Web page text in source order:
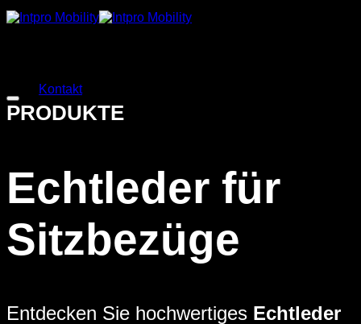
Zum
Inhalt
Kontakt
PRODUKTE
Echtleder für
Sitzbezüge
Entdecken Sie hochwertiges Echtleder